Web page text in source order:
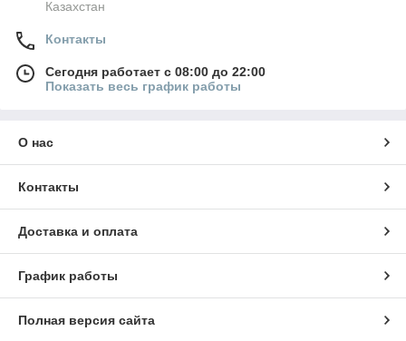
Казахстан
Контакты
Сегодня работает с 08:00 до 22:00
Показать весь график работы
О нас
Контакты
Доставка и оплата
График работы
Полная версия сайта